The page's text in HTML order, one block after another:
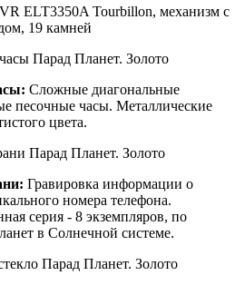
ELT3350A Tourbillon, механизм с
19 камней
Сложные диагональные
песочные часы. Металлические
цвета.
Гравировка информации о
номера телефона.
серия - 8 экземпляров, по
в Солнечной системе.